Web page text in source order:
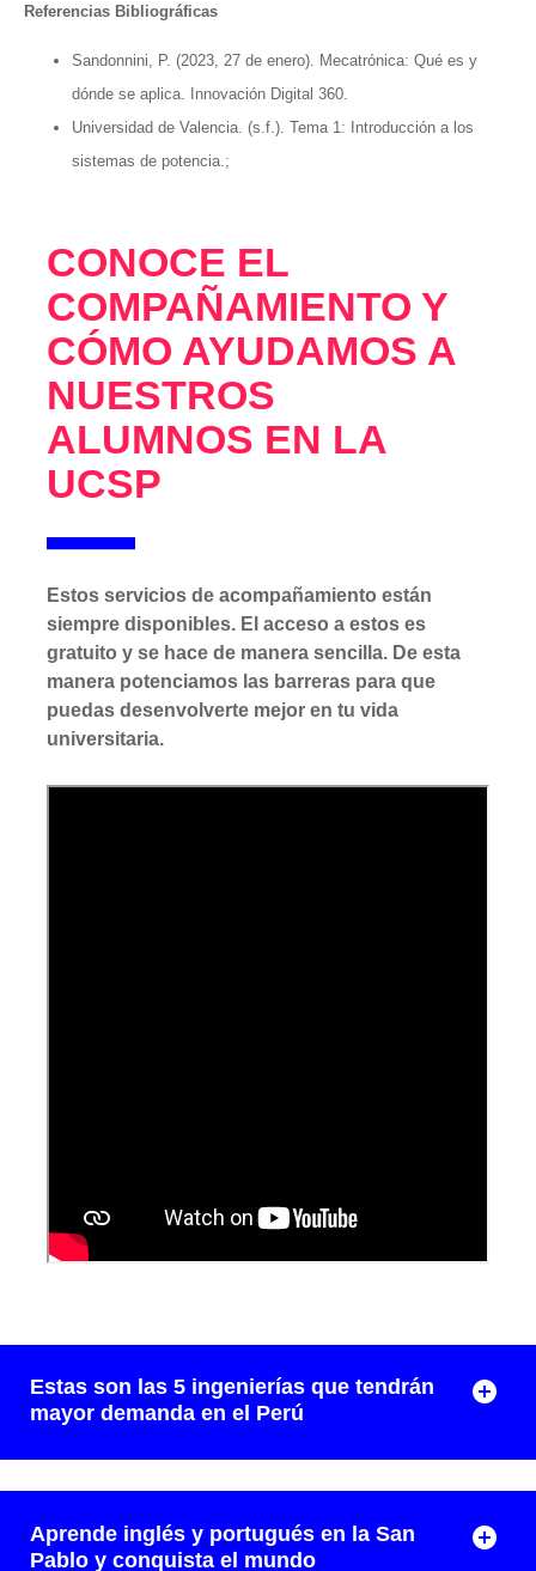
Referencias Bibliográficas
Sandonnini, P. (2023, 27 de enero). Mecatrónica: Qué es y
dónde se aplica. Innovación Digital 360.
Universidad de Valencia. (s.f.). Tema 1: Introducción a los
sistemas de potencia.;
CONOCE EL
COMPAÑAMIENTO Y
CÓMO AYUDAMOS A
NUESTROS
ALUMNOS EN LA
UCSP
Estos servicios de acompañamiento están
siempre disponibles. El acceso a estos es
gratuito y se hace de manera sencilla. De esta
manera potenciamos las barreras para que
puedas desenvolverte mejor en tu vida
universitaria.
Estas son las 5 ingenierías que tendrán
mayor demanda en el Perú
Aprende inglés y portugués en la San
Pablo y conquista el mundo